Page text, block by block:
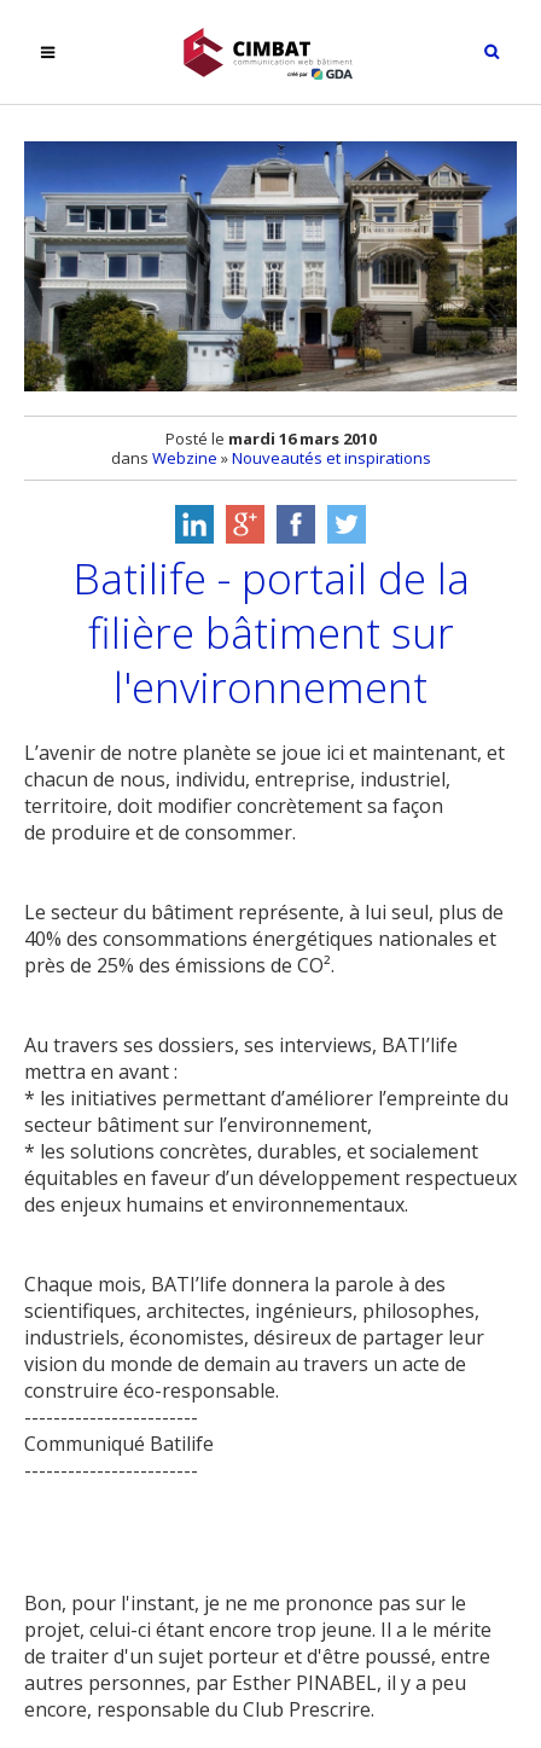
Posté le mardi 16 mars 2010
dans Webzine »Nouveautés et inspirations
Batilife - portail de la
filière bâtiment sur
l'environnement
L’avenir de notre planète se joue ici et maintenant, et
chacun de nous, individu, entreprise, industriel,
territoire, doit modifier concrètement sa façon
de produire et de consommer.
Le secteur du bâtiment représente, à lui seul, plus de
40% des consommations énergétiques nationales et
près de 25% des émissions de CO².
Au travers ses dossiers, ses interviews, BATI’life
mettra en avant :
* les initiatives permettant d’améliorer l’empreinte du
secteur bâtiment sur l’environnement,
* les solutions concrètes, durables, et socialement
équitables en faveur d’un développement respectueux
des enjeux humains et environnementaux.
Chaque mois, BATI’life donnera la parole à des
scientifiques, architectes, ingénieurs, philosophes,
industriels, économistes, désireux de partager leur
vision du monde de demain au travers un acte de
construire éco-responsable.
------------------------
Communiqué Batilife
------------------------
Bon, pour l'instant, je ne me prononce pas sur le
projet, celui-ci étant encore trop jeune. Il a le mérite
de traiter d'un sujet porteur et d'être poussé, entre
autres personnes, par Esther PINABEL, il y a peu
encore, responsable du Club Prescrire.